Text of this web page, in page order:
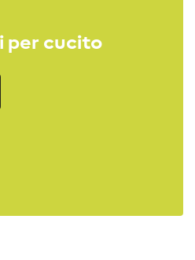
per cucito